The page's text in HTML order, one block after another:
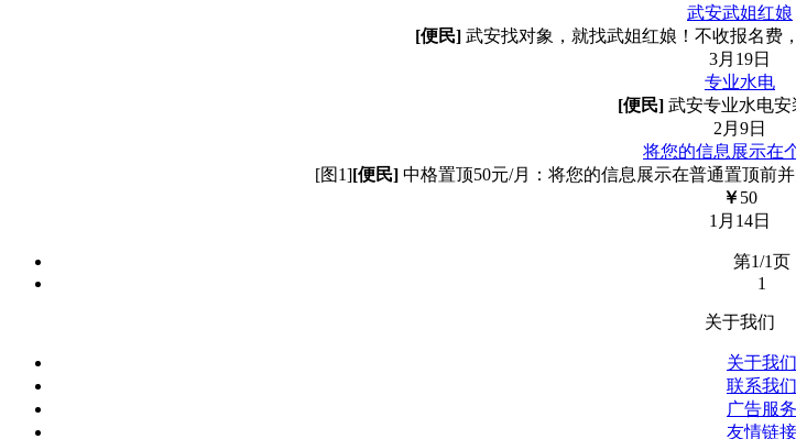
武安武姐红娘
[便民] 武安找对象，就找武姐红娘！不收报名费
3月19日
专业水电
[便民] 武安专业水电安
2月9日
将您的信息展示在
[图1][便民] 中格置顶50元/月：将您的信息展示在普通置顶前
￥50
1月14日
第1/1页
1
关于我们
关于我们
联系我们
广告服务
友情链接